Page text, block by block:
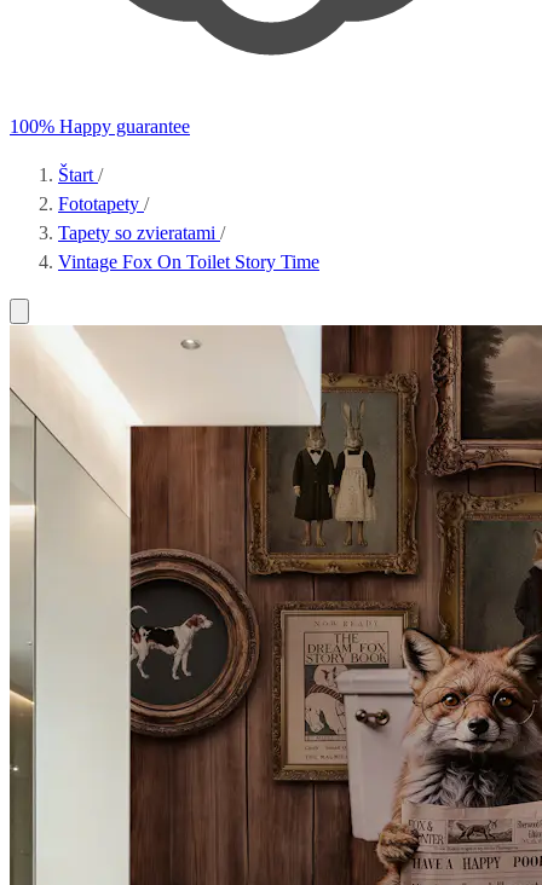
100% Happy guarantee
Štart /
Fototapety /
Tapety so zvieratami /
Vintage Fox On Toilet Story Time